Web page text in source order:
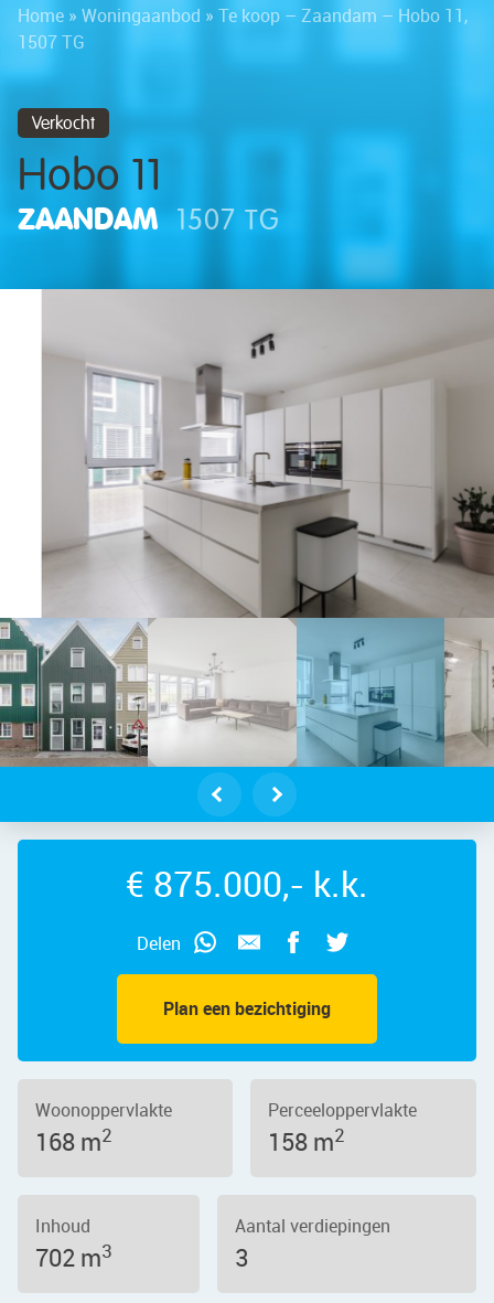
Home » Woningaanbod » Te koop – Zaandam – Hobo 11,
1507 TG
Verkocht
Hobo 11
ZAANDAM 1507 TG
– Hobo 11, 1507 TG – Foto
Plan een bezichtiging
Delen
€ 875.000,- k.k.
Woonoppervlakte
168 m2
Perceeloppervlakte
158 m2
Inhoud
702 m3
Aantal verdiepingen
3